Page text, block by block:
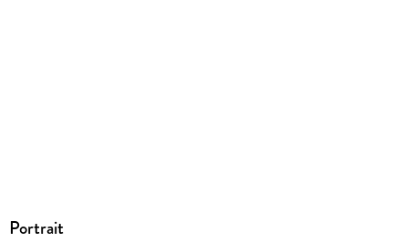
Portrait